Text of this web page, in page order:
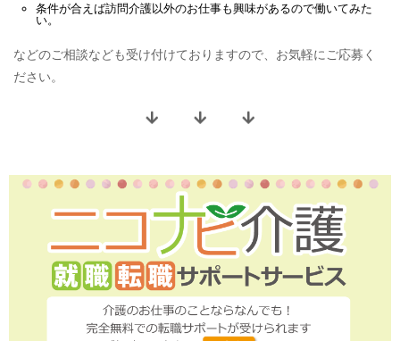
条件が合えば訪問介護以外のお仕事も興味があるので働いてみた
い。
などのご相談なども受け付けておりますので、お気軽にご応募く
ださい。